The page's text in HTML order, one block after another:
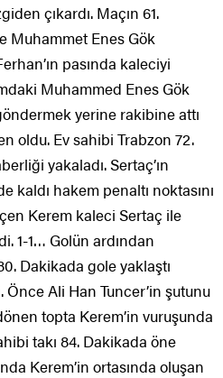
çıkardı. Maçın 61.
Muhammet Enes Gök
pasında kaleciyi
Muhammed Enes Gök
yerine rakibine attı
oldu. Ev sahibi Trabzon 72.
yakaladı. Sertaç’ın
kaldı hakem penaltı noktasını
Kerem kaleci Sertaç ile
1-1… Golün ardından
Dakikada gole yaklaştı
Ali Han Tuncer’in şutunu
topta Kerem’in vuruşunda
takı 84. Dakikada öne
Kerem’in ortasında oluşan